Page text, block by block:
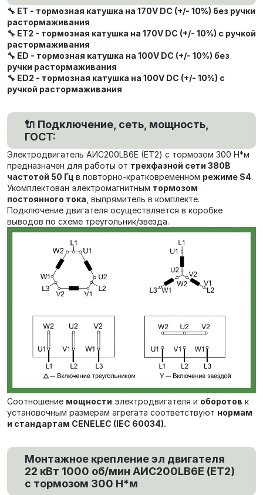
🔧 ET - тормозная катушка на 170V DC (+/- 10%) без ручки
растормаживания
🔧 ET2 - тормозная катушка на 170V DC (+/- 10%) с ручкой
растормаживания
🔧 ED - тормозная катушка на 100V DC (+/- 10%) без
ручки растормаживания
🔧 ED2 - тормозная катушка на 100V DC (+/- 10%) с
ручкой растормаживания
🔌 Подключение, сеть, мощность,
ГОСТ:
Электродвигатель AИC200LB6Е (ET2) с тормозом 300 Н*м
предназначен для работы от трехфазной сети 380В
частотой 50 Гц в повторно-кратковременном режиме S4.
Укомплектован электромагнитным тормозом
постоянного тока , выпрямитель в комплекте.
Подключение двигателя осуществляется в коробке
выводов по схеме треугольник/звезда.
Соотношение мощности электродвигателя и оборотов к
установочным размерам агрегата соответствуют нормам
и стандартам CENELEC (IEC 60034).
Монтажное крепление эл двигателя
22 кВт 1000 об/мин AИC200LB6Е (ET2)
с тормозом 300 Н*м